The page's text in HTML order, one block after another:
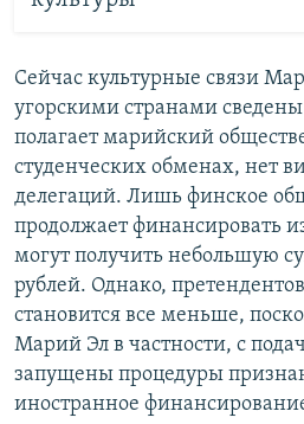
Сейчас культурные связи
угорскими странами
полагает марийский
студенческих обменах, нет
делегаций. Лишь финское
продолжает финансировать
могут получить небольшую
рублей. Однако,
становится все меньше,
Марий Эл в частности, с
запущены процедуры
иностранное